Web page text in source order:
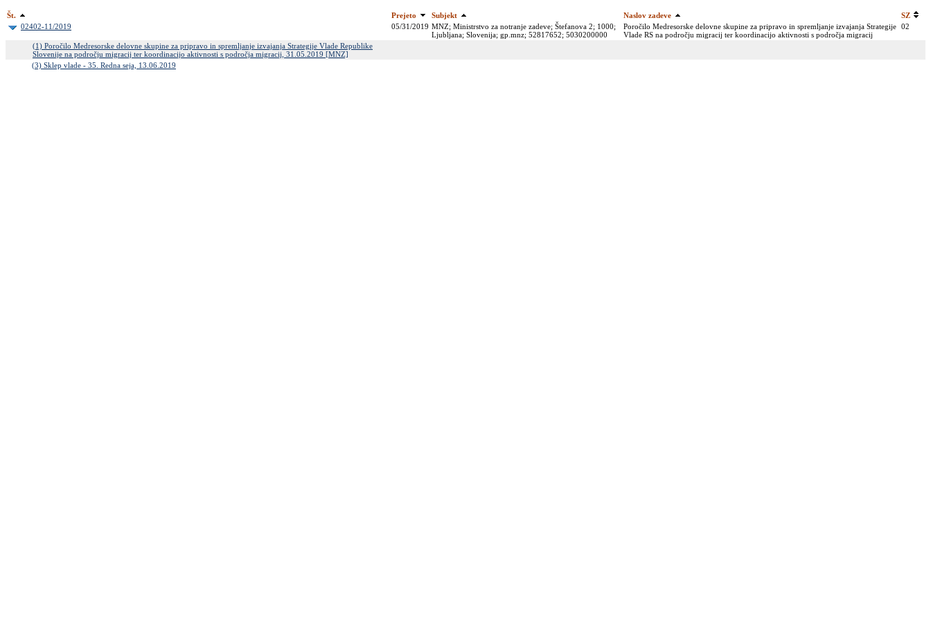
Št. Prejeto Subjekt Naslov zadeve
SZ
02402-11/2019
05/31/2019 MNZ; Ministrstvo za notranje zadeve; Štefanova 2; 1000;
Ljubljana; Slovenija; gp.mnz; 52817652; 5030200000
Poročilo Medresorske delovne skupine za pripravo in spremljanje izvajanja Strategije
Vlade RS na področju migracij ter koordinacijo aktivnosti s področja migracij
02
(1) Poročilo Medresorske delovne skupine za pripravo in spremljanje izvajanja Strategije Vlade Republike
Slovenije na področju migracij ter koordinacijo aktivnosti s področja migracij, 31.05.2019 [MNZ]
(3) Sklep vlade - 35. Redna seja, 13.06.2019